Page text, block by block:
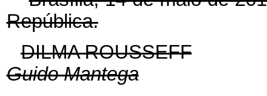
República.
DILMA ROUSSEFF
Guido Mantega